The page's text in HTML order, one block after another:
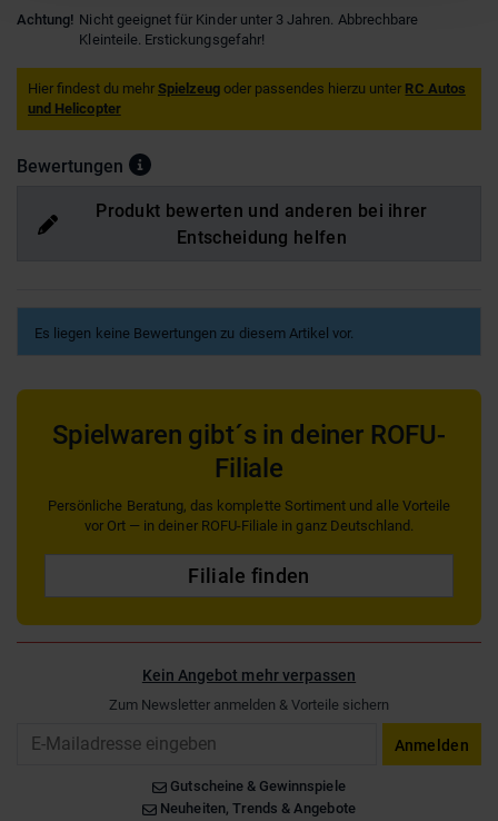
Achtung! Nicht geeignet für Kinder unter 3 Jahren. Abbrechbare
Kleinteile. Erstickungsgefahr!
Hier findest du mehr Spielzeug oder passendes hierzu unter RC Autos
und Helicopter
Bewertungen
Produkt bewerten und anderen bei ihrer
Entscheidung helfen
Es liegen keine Bewertungen zu diesem Artikel vor.
Spielwaren gibt´s in deiner ROFU-
Filiale
Persönliche Beratung, das komplette Sortiment und alle Vorteile
vor Ort — in deiner ROFU-Filiale in ganz Deutschland.
Filiale finden
Kein Angebot mehr verpassen
Zum Newsletter anmelden & Vorteile sichern
Anmelden
Gutscheine & Gewinnspiele
Neuheiten, Trends & Angebote